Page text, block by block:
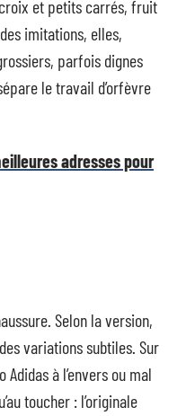
et petits carrés, fruit
imitations, elles,
parfois dignes
le travail d’orfèvre
adresses pour
Selon la version,
variations subtiles. Sur
à l’envers ou mal
toucher : l’originale